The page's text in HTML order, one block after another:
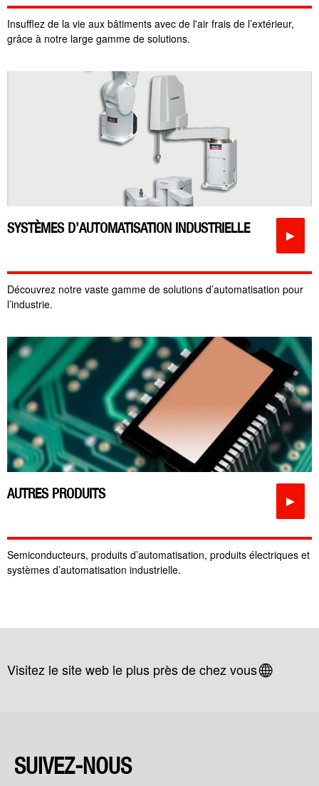
Insufflez de la vie aux bâtiments avec de l'air frais de l’extérieur,
grâce à notre large gamme de solutions.
SYSTÈMES D’AUTOMATISATION INDUSTRIELLE ►
Découvrez notre vaste gamme de solutions d’automatisation pour
l’industrie.
AUTRES PRODUITS ►
Semiconducteurs, produits d’automatisation, produits électriques et
systèmes d’automatisation industrielle.
Visitez le site web le plus près de chez vous
SUIVEZ-NOUS